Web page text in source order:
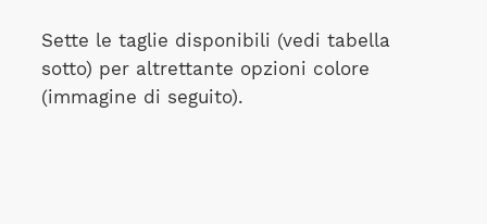
Sette le taglie disponibili (vedi tabella
sotto) per altrettante opzioni colore
(immagine di seguito).